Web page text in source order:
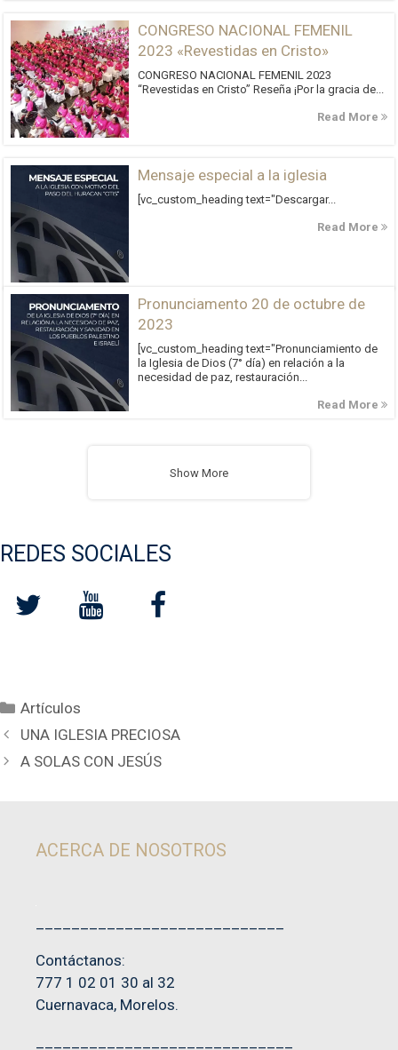
CONGRESO NACIONAL FEMENIL
2023 «Revestidas en Cristo»
CONGRESO NACIONAL FEMENIL 2023
“Revestidas en Cristo” Reseña ¡Por la gracia de...
Read More
Mensaje especial a la iglesia
[vc_custom_heading text="Descargar...
Read More
Pronunciamento 20 de octubre de
2023
[vc_custom_heading text="Pronunciamiento de
la Iglesia de Dios (7° día) en relación a la
necesidad de paz, restauración...
Read More
Show More
REDES SOCIALES
Categorías
Artículos
UNA IGLESIA PRECIOSA
A SOLAS CON JESÚS
ACERCA DE NOSOTROS
Contáctanos:
777 1 02 01 30 al 32
Cuernavaca, Morelos.